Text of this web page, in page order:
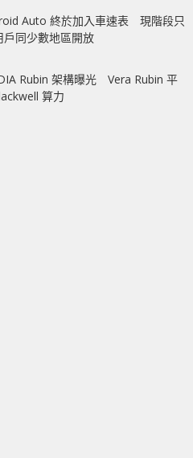
Auto 終於加入車速表 現階段只
同少數地區開放
Rubin 架構曝光 Vera Rubin 平
算力